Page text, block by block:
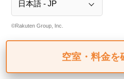
空室・料金を
©Rakuten Group, Inc.